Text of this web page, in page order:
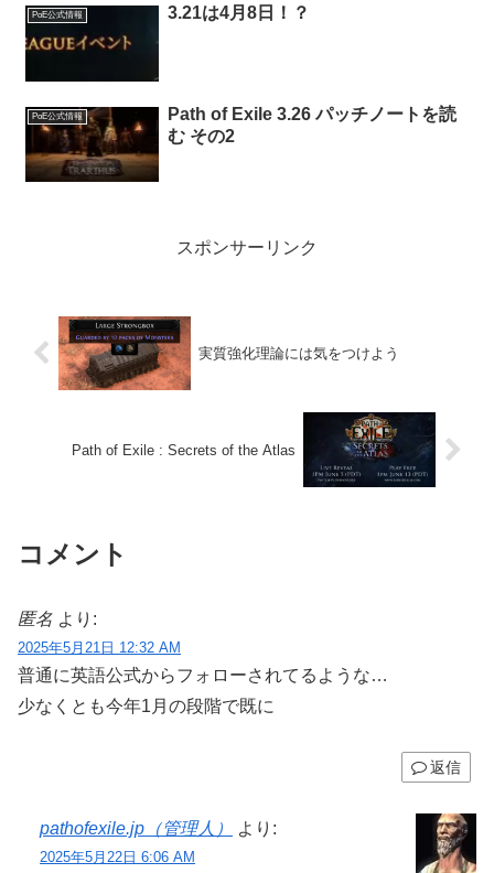
PoE公式情報 3.21は4月8日！？
PoE公式情報
Path of Exile 3.26 パッチノートを読
む その2
スポンサーリンク
実質強化理論には気をつけよう
Path of Exile : Secrets of the Atlas
コメント
匿名 より:
2025年5月21日 12:32 AM
普通に英語公式からフォローされてるような…
少なくとも今年1月の段階で既に
返信
pathofexile.jp（管理人） より:
2025年5月22日 6:06 AM